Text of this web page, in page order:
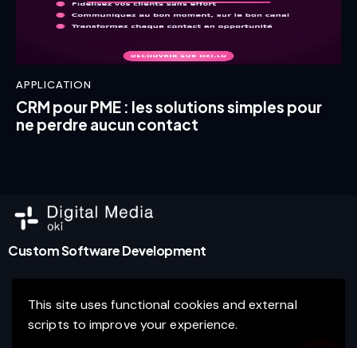
This site uses functional cookies and external
scripts to improve your experience.
APPLICATION
CRM pour PME : les solutions simples pour
ne perdre aucun contact
Custom Software Development
Agence de marketing digital et développement de
logiciels d’entreprise à Luxembourg.